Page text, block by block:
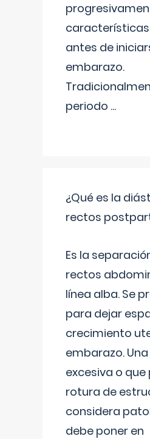
antes de
embarazo.
periodo ...
¿Qué es la
rectos
Es la
rectos
línea alba. Se
para dejar
crecimiento
embarazo.
excesiva o
rotura de
considera
debe poner en